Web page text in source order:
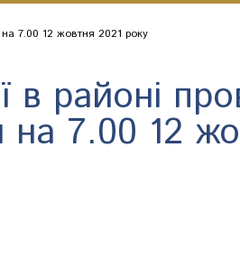
7.00 12 жовтня 2021 року
в районі
на 7.00 12